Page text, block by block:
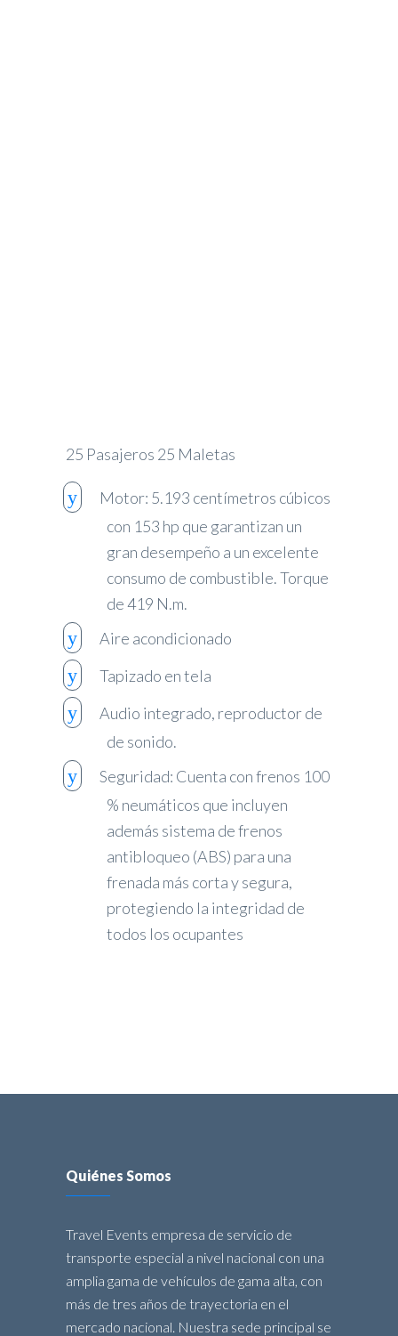
25 Pasajeros 25 Maletas
Motor: 5.193 centímetros cúbicos
con 153 hp que garantizan un
gran desempeño a un excelente
consumo de combustible. Torque
de 419 N.m.
Aire acondicionado
Tapizado en tela
Audio integrado, reproductor de
de sonido.
Seguridad: Cuenta con frenos 100
% neumáticos que incluyen
además sistema de frenos
antibloqueo (ABS) para una
frenada más corta y segura,
protegiendo la integridad de
todos los ocupantes
Quiénes Somos
Travel Events empresa de servicio de
transporte especial a nivel nacional con una
amplia gama de vehículos de gama alta, con
más de tres años de trayectoria en el
mercado nacional. Nuestra sede principal se